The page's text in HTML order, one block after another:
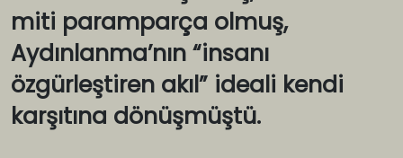
miti paramparça olmuş,
Aydınlanma’nın “insanı
özgürleştiren akıl” ideali kendi
karşıtına dönüşmüştü.